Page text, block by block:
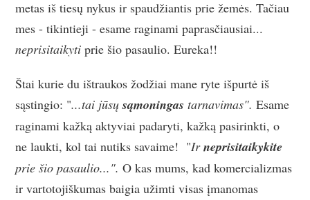
metas iš tiesų nykus ir spaudžiantis prie žemės. Tačiau
mes - tikintieji - esame raginami paprasčiausiai...
neprisitaikytiprie šio pasaulio. Eureka!!
Štai kurie du ištraukos žodžiai mane ryte išpurtė iš
sąstingio: "...tai jūsųsąmoningastarnavimas".Esame
raginami kažką aktyviai padaryti, kažką pasirinkti, o
ne laukti, kol tai nutiks savaime! "Ir neprisitaikykite
prie šio pasaulio...".O kas mums, kad komercializmas
ir vartotojiškumas baigia užimti visas įmanomas